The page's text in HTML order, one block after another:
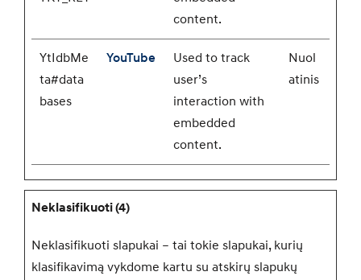
content.
YtIdbMe
ta#data
bases
YouTube
Used to track
user’s
interaction with
embedded
content.
Nuol
atinis
Neklasifikuoti (4)
Neklasifikuoti slapukai – tai tokie slapukai, kurių
klasifikavimą vykdome kartu su atskirų slapukų